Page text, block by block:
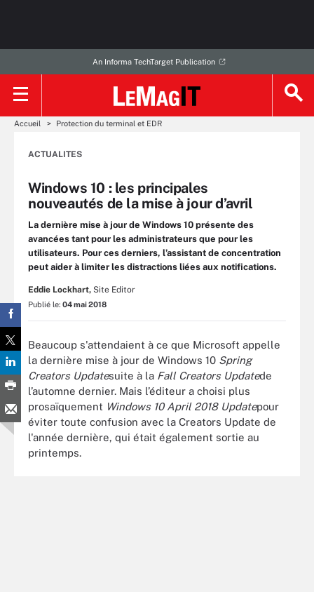
An Informa TechTarget Publication
Accueil Protection du terminal et EDR
ACTUALITES
Windows 10 : les principales
nouveautés de la mise à jour d’avril
La dernière mise à jour de Windows 10 présente des
avancées tant pour les administrateurs que pour les
utilisateurs. Pour ces derniers, l’assistant de concentration
peut aider à limiter les distractions liées aux notifications.
Eddie Lockhart, Site Editor
Publié le: 04 mai 2018
Beaucoup s'attendaient à ce que Microsoft appelle
la dernière mise à jour de Windows 10 Spring
Creators Updatesuite à la Fall Creators Updatede
l’automne dernier. Mais l’éditeur a choisi plus
prosaïquement Windows 10 April 2018 Updatepour
éviter toute confusion avec la Creators Update de
l'année dernière, qui était également sortie au
printemps.